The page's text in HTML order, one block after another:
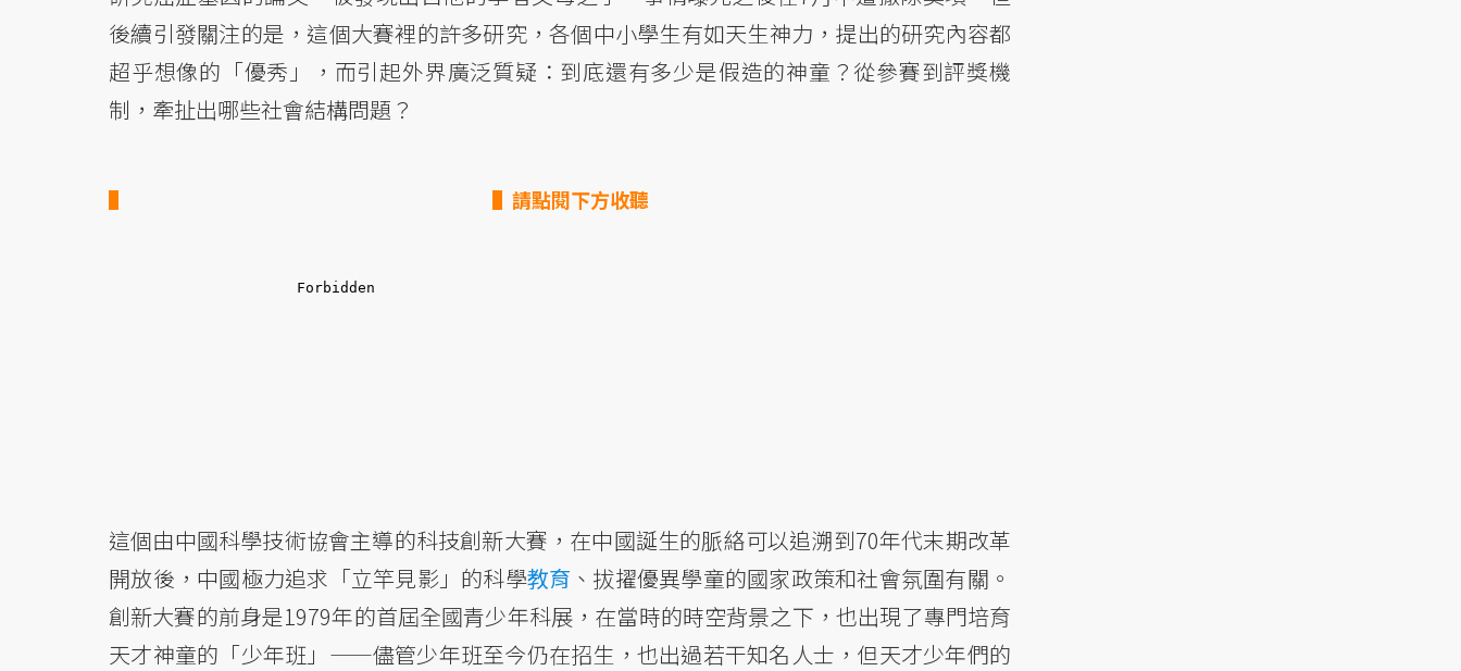
後續引發關注的是，這個大賽裡的許多研究，各個中小學生有如天生神力，提出的研究內容都
超乎想像的「優秀」，而引起外界廣泛質疑：到底還有多少是假造的神童？從參賽到評獎機
制，牽扯出哪些社會結構問題？
▌請點閱下方收聽
這個由中國科學技術協會主導的科技創新大賽，在中國誕生的脈絡可以追溯到70年代末期改革
開放後，中國極力追求「立竿見影」的科學教育 、拔擢優異學童的國家政策和社會氛圍有關。
創新大賽的前身是1979年的首屆全國青少年科展，在當時的時空背景之下，也出現了專門培育
天才神童的「少年班」——儘管少年班至今仍在招生，也出過若干知名人士，但天才少年們的